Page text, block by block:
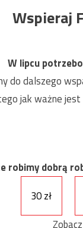
Wspieraj
W lipcu
do dalszego
jak ważne
robimy dobrą
30 zł